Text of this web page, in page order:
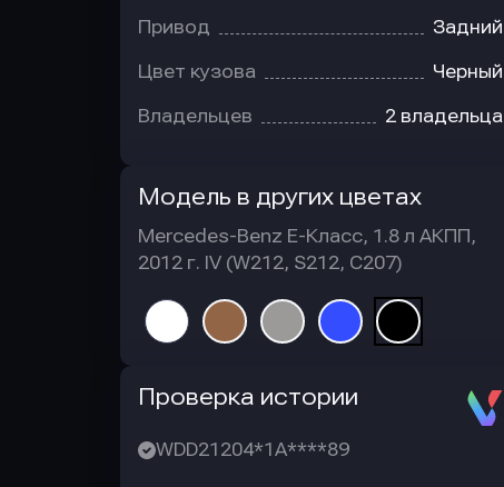
Привод Задний
Цвет кузова Черный
Владельцев 2 владельца
Модель в других цветах
Mercedes-Benz E-Класс, 1.8 л АКПП,
2012 г. IV (W212, S212, C207)
Проверка истории
WDD21204*1A****89